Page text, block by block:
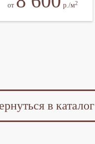
от р./м2
в каталог